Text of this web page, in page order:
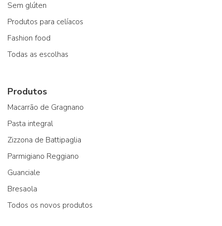
Sem glúten
Produtos para celíacos
Fashion food
Todas as escolhas
Produtos
Macarrão de Gragnano
Pasta integral
Zizzona de Battipaglia
Parmigiano Reggiano
Guanciale
Bresaola
Todos os novos produtos